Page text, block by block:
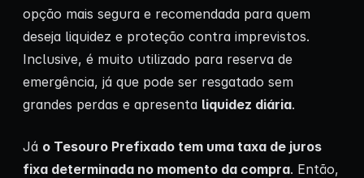
opção mais segura e recomendada para quem
deseja liquidez e proteção contra imprevistos.
Inclusive, é muito utilizado para reserva de
emergência, já que pode ser resgatado sem
grandes perdas e apresenta liquidez diária.
Já o Tesouro Prefixado tem uma taxa de juros
fixa determinada no momento da compra. Então,